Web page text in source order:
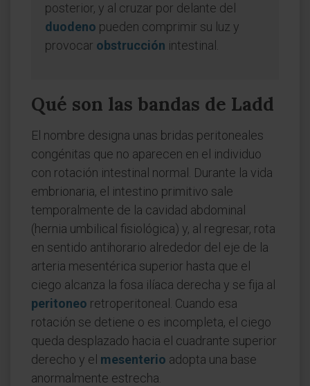
posterior, y al cruzar por delante del
duodeno pueden comprimir su luz y
provocar obstrucción intestinal.
Qué son las bandas de Ladd
El nombre designa unas bridas peritoneales
congénitas que no aparecen en el individuo
con rotación intestinal normal. Durante la vida
embrionaria, el intestino primitivo sale
temporalmente de la cavidad abdominal
(hernia umbilical fisiológica) y, al regresar, rota
en sentido antihorario alrededor del eje de la
arteria mesentérica superior hasta que el
ciego alcanza la fosa ilíaca derecha y se fija al
peritoneo retroperitoneal. Cuando esa
rotación se detiene o es incompleta, el ciego
queda desplazado hacia el cuadrante superior
derecho y el mesenterio adopta una base
anormalmente estrecha.